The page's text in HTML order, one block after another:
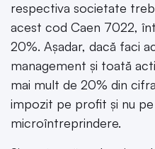
respectiva societate
acest cod Caen 7022,
20%. Așadar, dacă faci
management și toată
mai mult de 20% din
impozit pe profit și nu
microîntreprindere.